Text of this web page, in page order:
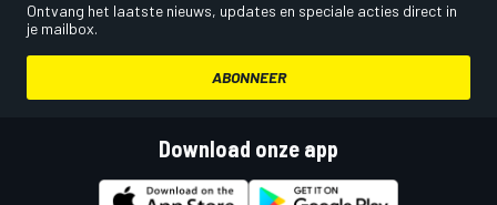
Ontvang het laatste nieuws, updates en speciale acties direct in
je mailbox.
ABONNEER
Download onze app